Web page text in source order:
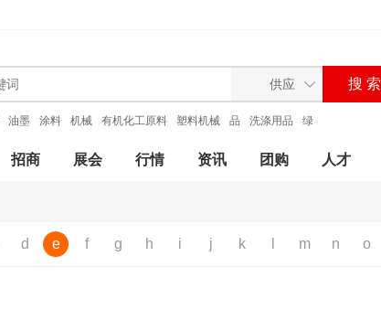
油墨 涂料 机械 有机化工原料 塑料机械 品 洗涤用品 绿
招商 展会 行情 资讯 团购 人才
d e f g h i j k m n o